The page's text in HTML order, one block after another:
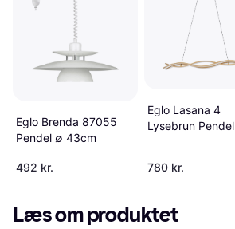
Eglo Brenda 87055
Pendel ∅ 43cm
492 kr.
Eglo Lasana 4
Lysebrun Pendel
780 kr.
Læs om produktet